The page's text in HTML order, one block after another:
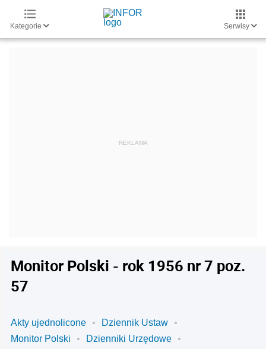
Kategorie Serwisy
Monitor Polski - rok 1956 nr 7 poz.
57
Akty ujednolicone
Dziennik Ustaw
Monitor Polski
Dzienniki Urzędowe